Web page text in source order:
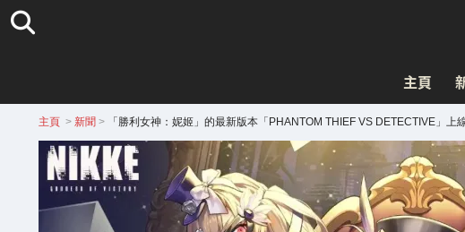
主頁
主頁 > 新聞 > 「勝利女神：妮姬」的最新版本「PHANTOM THIEF VS DETECTIVE」